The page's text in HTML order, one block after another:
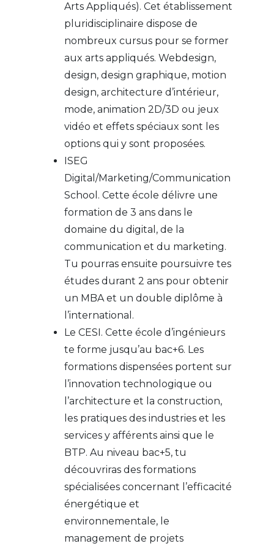
Arts Appliqués). Cet établissement
pluridisciplinaire dispose de
nombreux cursus pour se former
aux arts appliqués. Webdesign,
design, design graphique, motion
design, architecture d’intérieur,
mode, animation 2D/3D ou jeux
vidéo et effets spéciaux sont les
options qui y sont proposées.
ISEG
Digital/Marketing/Communication
School. Cette école délivre une
formation de 3 ans dans le
domaine du digital, de la
communication et du marketing.
Tu pourras ensuite poursuivre tes
études durant 2 ans pour obtenir
un MBA et un double diplôme à
l’international.
Le CESI. Cette école d’ingénieurs
te forme jusqu’au bac+6. Les
formations dispensées portent sur
l’innovation technologique ou
l’architecture et la construction,
les pratiques des industries et les
services y afférents ainsi que le
BTP. Au niveau bac+5, tu
découvriras des formations
spécialisées concernant l’efficacité
énergétique et
environnementale, le
management de projets